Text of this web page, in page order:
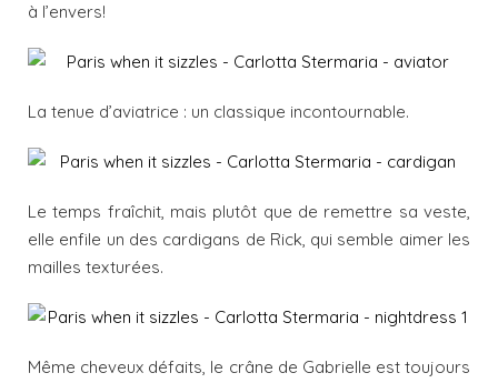
à l’envers!
La tenue d’aviatrice : un classique incontournable.
Le temps fraîchit, mais plutôt que de remettre sa veste,
elle enfile un des cardigans de Rick, qui semble aimer les
mailles texturées.
Même cheveux défaits, le crâne de Gabrielle est toujours